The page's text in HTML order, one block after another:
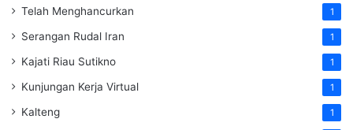
Telah Menghancurkan 1
Serangan Rudal Iran 1
Kajati Riau Sutikno 1
Kunjungan Kerja Virtual 1
Kalteng 1